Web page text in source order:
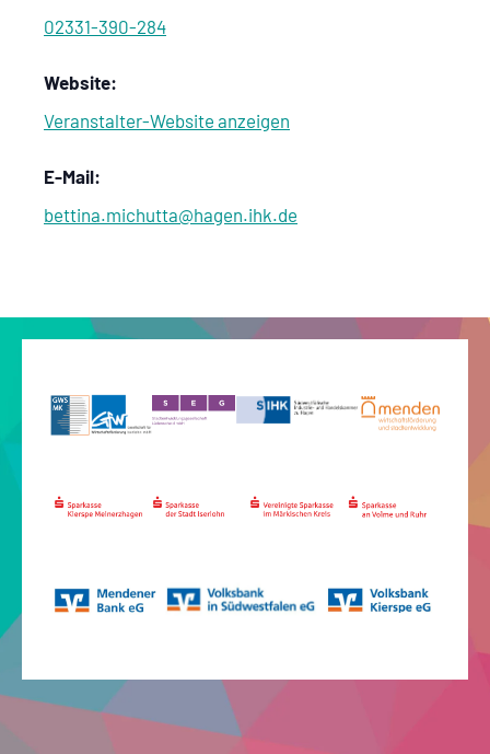
02331-390-284
Website:
Veranstalter-Website anzeigen
E-Mail:
bettina.michutta@hagen.ihk.de